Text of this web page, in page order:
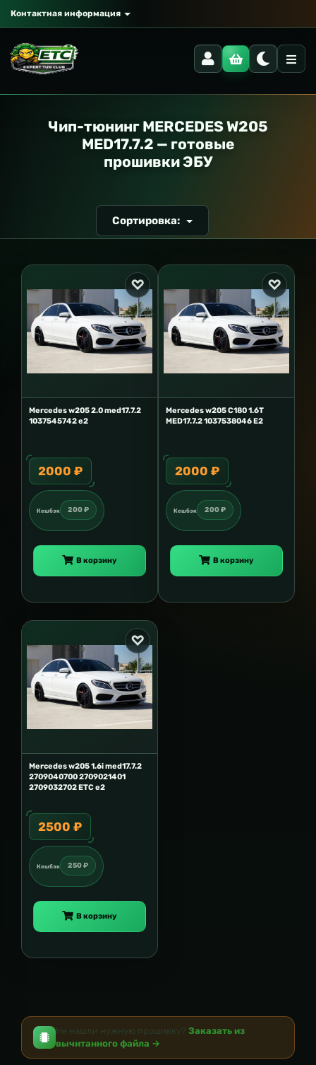
Контактная информация
Чип-тюнинг MERCEDES W205
MED17.7.2 — готовые
прошивки ЭБУ
Сортировка:
Mercedes w205 2.0 med17.7.2
1037545742 e2
2000 ₽
Кешбэк 200 ₽
В корзину
Mercedes w205 C180 1.6T
MED17.7.2 1037538046 E2
2000 ₽
Кешбэк 200 ₽
В корзину
Mercedes w205 1.6i med17.7.2
2709040700 2709021401
2709032702 ETC e2
2500 ₽
Кешбэк 250 ₽
В корзину
Не нашли нужную прошивку? Заказать из
вычитанного файла →